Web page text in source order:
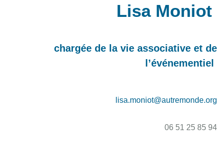
Lisa Moniot
chargée de la vie associative et de
l’événementiel
lisa.moniot@autremonde.org
06 51 25 85 94